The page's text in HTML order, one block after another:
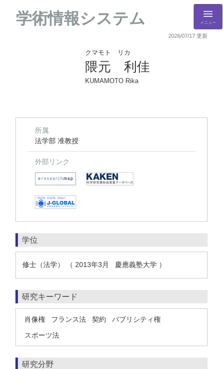
学術情報システム メニュー
2026/07/17 更新
クマモト リカ
隈元 利佳
KUMAMOTO Rika
所属
法学部 准教授
外部リンク
学位
修士（法学） （ 2013年3月 慶應義塾大学 ）
研究キーワード
肖像権 フランス法 契約
パブリシティ権
スポーツ法
研究分野